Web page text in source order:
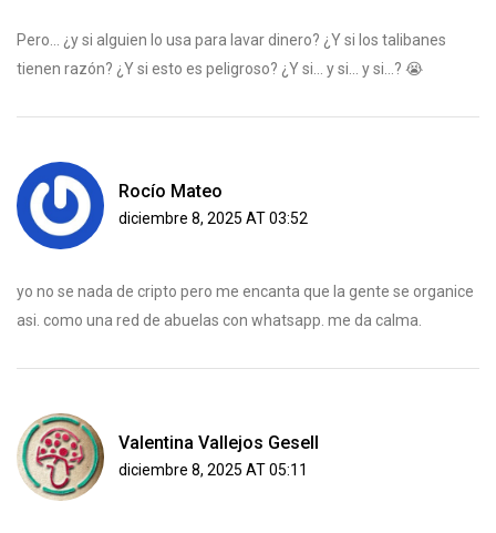
Pero... ¿y si alguien lo usa para lavar dinero? ¿Y si los talibanes
tienen razón? ¿Y si esto es peligroso? ¿Y si... y si... y si...? 😭
Rocío Mateo
diciembre 8, 2025 AT 03:52
yo no se nada de cripto pero me encanta que la gente se organice
asi. como una red de abuelas con whatsapp. me da calma.
Valentina Vallejos Gesell
diciembre 8, 2025 AT 05:11